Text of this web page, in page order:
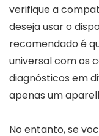
verifique a
deseja usar o
recomendado é
universal com os
diagnósticos em
apenas um
No entanto, se